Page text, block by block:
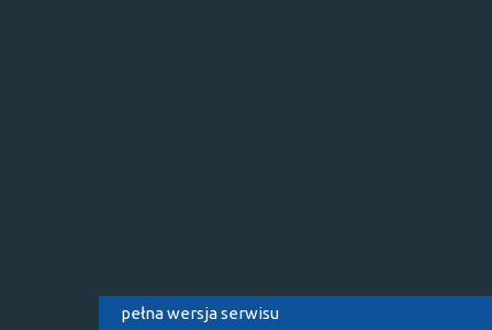
pełna wersja serwisu